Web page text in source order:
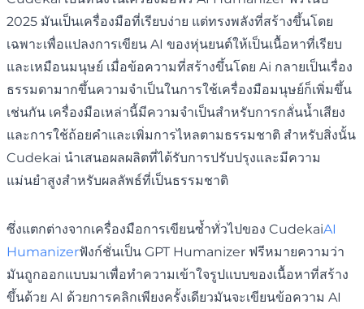
2025 มันเป็นเครื่องมือที่เรียบง่าย แต่ทรงพลังที่สร้างขึ้นโดย
เฉพาะเพื่อแปลงการเขียน AI ของหุ่นยนต์ให้เป็นเนื้อหาที่เรียบ
และเหมือนมนุษย์ เมื่อข้อความที่สร้างขึ้นโดย Ai กลายเป็นเรื่อง
ธรรมดามากขึ้นความจำเป็นในการใช้เครื่องมือมนุษย์ก็เพิ่มขึ้น
เช่นกัน เครื่องมือเหล่านี้มีความจำเป็นสำหรับการกลั่นน้ำเสียง
และการใช้ถ้อยคำและเพิ่มการไหลตามธรรมชาติ สำหรับสิ่งนั้น
Cudekai นำเสนอผลผลิตที่ได้รับการปรับปรุงและมีความ
แม่นยำสูงสำหรับผลลัพธ์ที่เป็นธรรมชาติ
ซึ่งแตกต่างจากเครื่องมือการเขียนซ้ำทั่วไปของ CudekaiAI
Humanizerฟังก์ชั่นเป็น GPT Humanizer ฟรีหมายความว่า
มันถูกออกแบบมาเพื่อทำความเข้าใจรูปแบบของเนื้อหาที่สร้าง
ขึ้นด้วย AI ด้วยการคลิกเพียงครั้งเดียวมันจะเขียนข้อความ AI